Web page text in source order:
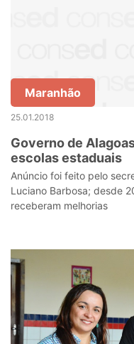
Maranhão
25.01.2018
Governo de
escolas estaduais
Anúncio foi feito pelo
Luciano Barbosa; desde
receberam melhorias